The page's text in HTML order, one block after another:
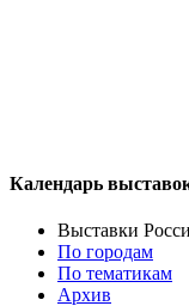
Календарь
Выставки
По городам
По тематикам
Архив